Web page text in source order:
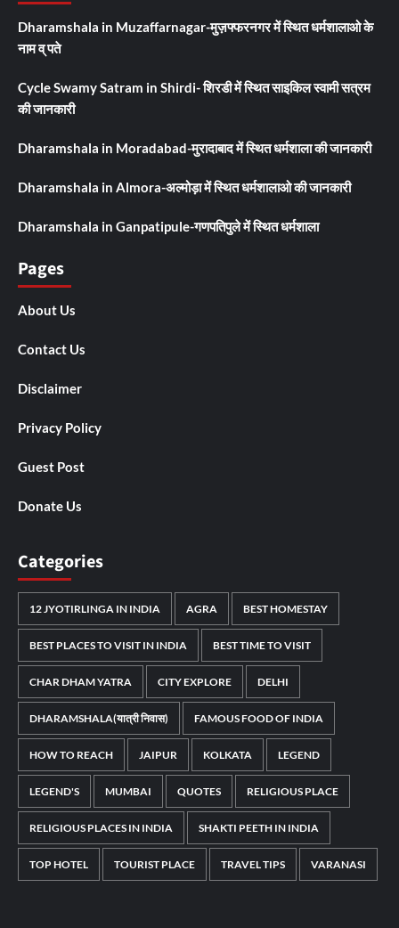
Dharamshala in Muzaffarnagar-मुज़फ्फरनगर में स्थित धर्मशालाओ के
नाम व् पते
Cycle Swamy Satram in Shirdi- शिरडी में स्थित साइकिल स्वामी सत्रम
की जानकारी
Dharamshala in Moradabad-मुरादाबाद में स्थित धर्मशाला की जानकारी
Dharamshala in Almora-अल्मोड़ा में स्थित धर्मशालाओ की जानकारी
Dharamshala in Ganpatipule-गणपतिपुले में स्थित धर्मशाला
Pages
About Us
Contact Us
Disclaimer
Privacy Policy
Guest Post
Donate Us
Categories
12 JYOTIRLINGA IN INDIA AGRA BEST HOMESTAY
BEST PLACES TO VISIT IN INDIA BEST TIME TO VISIT
CHAR DHAM YATRA CITY EXPLORE DELHI
DHARAMSHALA(यात्री निवास) FAMOUS FOOD OF INDIA
HOW TO REACH JAIPUR KOLKATA LEGEND
LEGEND'S MUMBAI QUOTES RELIGIOUS PLACE
RELIGIOUS PLACES IN INDIA SHAKTI PEETH IN INDIA
TOP HOTEL TOURIST PLACE TRAVEL TIPS VARANASI